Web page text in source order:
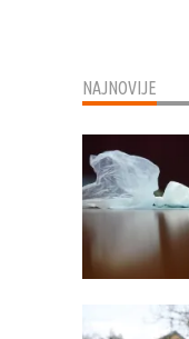
NAJNOVIJE